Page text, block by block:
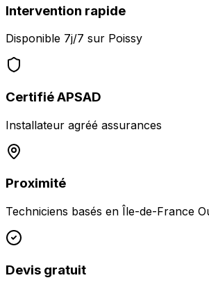
Intervention rapide
Disponible 7j/7 sur Poissy
Certifié APSAD
Installateur agréé assurances
Proximité
Techniciens basés en Île-de-France
Devis gratuit